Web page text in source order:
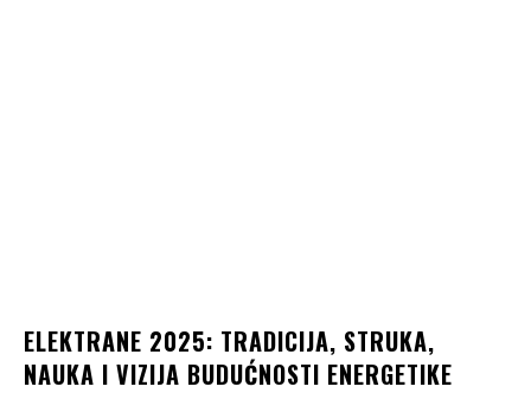
ELEKTRANE 2025: TRADICIJA, STRUKA,
NAUKA I VIZIJA BUDUĆNOSTI ENERGETIKE